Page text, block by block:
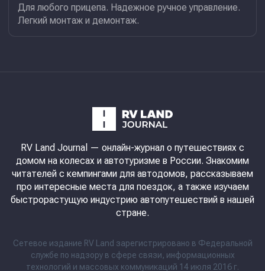
Для любого прицепа. Надежное ручное управление.
Легкий монтаж и демонтаж.
RV Land Journal — онлайн-журнал о путешествиях с
домом на колесах и автотуризме в России. Знакомим
читателей с кемпингами для автодомов, рассказываем
про интересные места для поездок, а также изучаем
быстрорастущую индустрию автопутешествий в нашей
стране.
Сетевое издание RV Land зарегистрировано в Федеральной
службе по надзору в сфере связи, информационных
технологий и массовых коммуникаций 14 июля 2016 г.